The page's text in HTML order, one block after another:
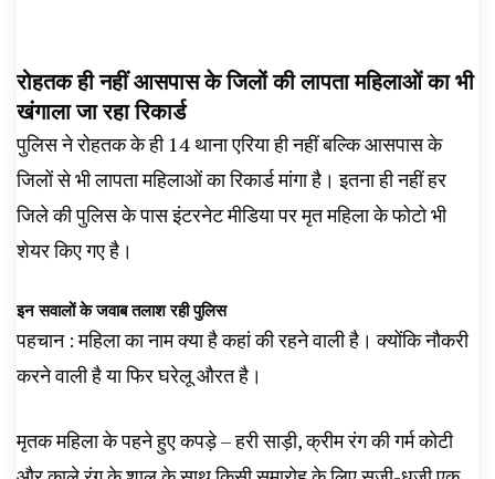
रोहतक ही नहीं आसपास के जिलों की लापता महिलाओं का भी
खंगाला जा रहा रिकार्ड
पुलिस ने रोहतक के ही 14 थाना एरिया ही नहीं बल्कि आसपास के
जिलों से भी लापता महिलाओं का रिकार्ड मांगा है। इतना ही नहीं हर
जिले की पुलिस के पास इंटरनेट मीडिया पर मृत महिला के फोटो भी
शेयर किए गए है।
इन सवालों के जवाब तलाश रही पुलिस
पहचान : महिला का नाम क्या है कहां की रहने वाली है। क्योंकि नौकरी
करने वाली है या फिर घरेलू औरत है।
मृतक महिला के पहने हुए कपड़े – हरी साड़ी, क्रीम रंग की गर्म कोटी